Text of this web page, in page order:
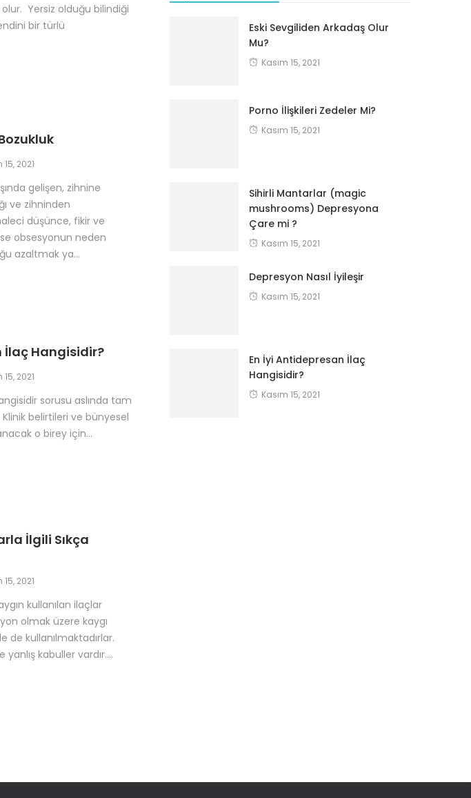
Yersiz olduğu bilindiği
bir türlü
15, 2021
gelişen, zihnine
ve zihninden
düşünce, fikir ve
obsesyonun neden
azaltmak ya...
İlaç Hangisidir?
15, 2021
sorusu aslında tam
belirtileri ve bünyesel
o birey için...
İlgili Sıkça
15, 2021
kullanılan ilaçlar
olmak üzere kaygı
de kullanılmaktadırlar.
yanlış kabuller vardır....
Eski Sevgiliden Arkadaş Olur
Mu?
Kasım 15, 2021
Porno İlişkileri Zedeler Mi?
Kasım 15, 2021
Sihirli Mantarlar (magic
mushrooms) Depresyona
Çare mi ?
Kasım 15, 2021
Depresyon Nasıl İyileşir
Kasım 15, 2021
En İyi Antidepresan İlaç
Hangisidir?
Kasım 15, 2021